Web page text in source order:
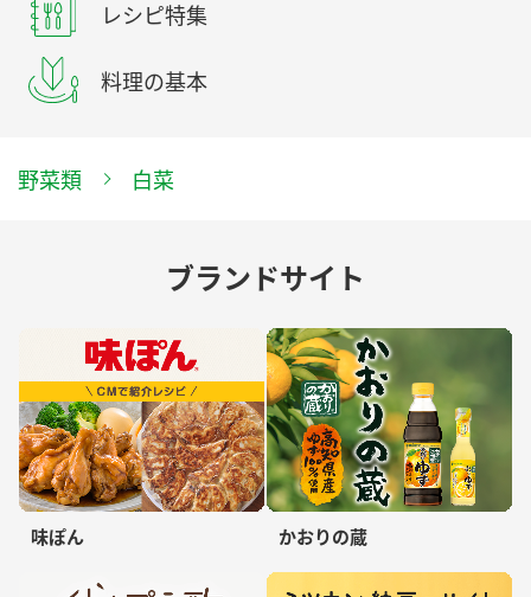
レシピ特集
料理の基本
野菜類 白菜
ブランドサイト
味ぽん かおりの蔵